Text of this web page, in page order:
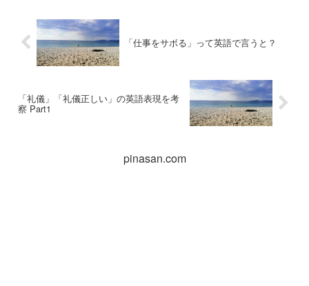
「仕事をサボる」って英語で言うと？
「礼儀」「礼儀正しい」の英語表現を考
察 Part1
pinasan.com